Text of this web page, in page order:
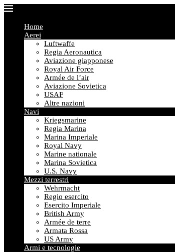
Home
Aerei
Luftwaffe
Regia Aeronautica
Aviazione giapponese
Royal Air Force
Armée de l’air
Aviazione Sovietica
USAF
Altre nazioni
Navi
Kriegsmarine
Regia Marina
Marina Imperiale
Royal Navy
Marine nationale
Marina Sovietica
U.S. Navy
Mezzi terrestri
Wehrmacht
Regio esercito
Esercito Imperiale
British Army
Armée de terre
Armata Rossa
US Army
Armi e tecnologie